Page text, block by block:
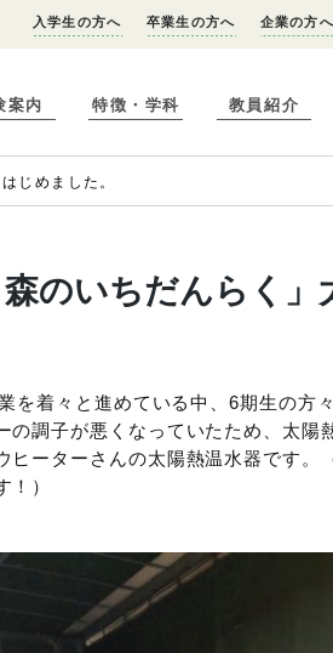
入学生の方へ 卒業生の方へ 企業の方
案内 特徴・学科 教員紹介
じめました。
のいちだんらく」
を着々と進めている中、6期生の方
の調子が悪くなっていたため、太陽
ヒーターさんの太陽熱温水器です
！）